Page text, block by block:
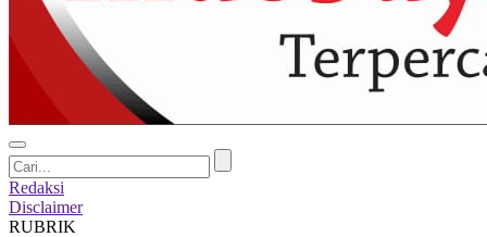
Redaksi
Disclaimer
RUBRIK